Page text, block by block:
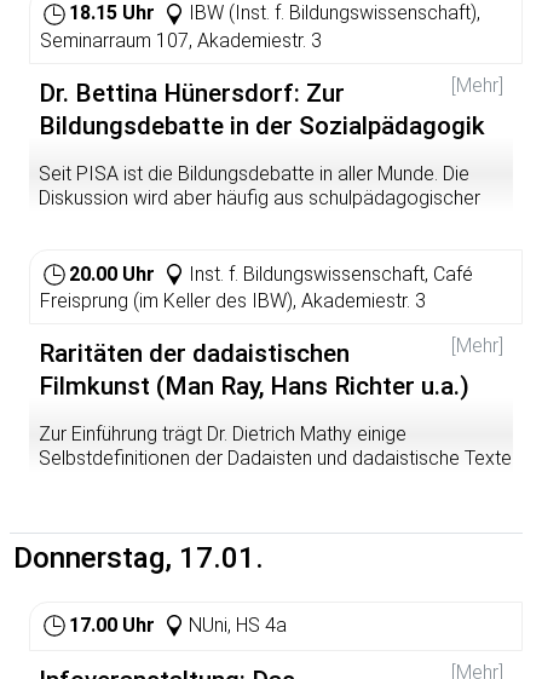
18.15 Uhr
IBW (Inst. f. Bildungswissenschaft),
Seminarraum 107, Akademiestr. 3
[Mehr]
Dr. Bettina Hünersdorf: Zur
Bildungsdebatte in der Sozialpädagogik
Seit PISA ist die Bildungsdebatte in aller Munde. Die
Diskussion wird aber häufig aus schulpädagogischer
Dennoch hat sich in der Sozialpädagogik als Disziplin ein
Diskurs entfaltet, der sich aus verschiedenen Gründen
darum bemüht, einen eigenen Beitrag zur
Bildungsdebatte zu leisten. Es wir dargestellt, welche
Interessen seitens der Sozialpädagogik verfolgt werden
und welche zukünftigen Herausforderungen sich für die
hatte 2004/2005 die Vertretung der Professur für
Sozialpädagogik inne und ist seit 2005 als
Studiengebühren finanzierten Wissenschaftskolloquiums
am IBW im WS 07/08)
20.00 Uhr
Inst. f. Bildungswissenschaft, Café
Freisprung (im Keller des IBW), Akademiestr. 3
[Mehr]
Raritäten der dadaistischen
Filmkunst (Man Ray, Hans Richter u.a.)
Zur Einführung trägt Dr. Dietrich Mathy einige
Selbstdefinitionen der Dadaisten und dadaistische Texte
üblicherweise sehr angeregter Runde.
Donnerstag, 17.01.
17.00 Uhr NUni, HS 4a
[Mehr]